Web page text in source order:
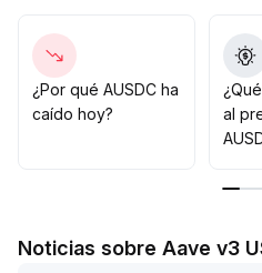
fortalece aún más
En el mediano y largo
impulsará una mayor
fortalecerá la cuota de
Se recomienda
atención al ritmo de
¿Por qué AUSDC ha
caído hoy?
al
Noticias sobre Aave v3